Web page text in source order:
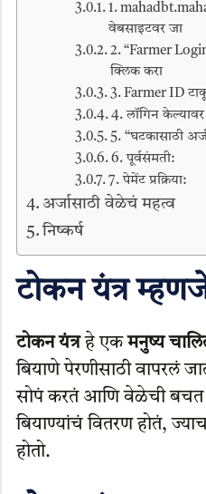
1.
वेबसाइटवर जा
2. “Farmer Login
क्लिक करा
3. Farmer ID
4. लॉगिन केल्यावर
5. “घटकासाठी
6. पूर्वसंमती:
7. पेमेंट प्रक्रिया:
अर्जासाठी वेळेचं महत्व
निष्कर्ष
टोकन यंत्र
टोकन यंत्रहे एकमनुष्य
बियाणे पेरणीसाठी वापरलं
सोपं करतं आणि वेळेची बचत
बियाण्यांचं वितरण होतं,
होतो.